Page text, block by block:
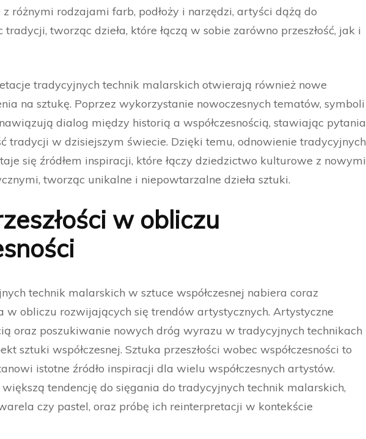
różnymi rodzajami farb, podłoży i narzędzi, artyści dążą do
tworząc dzieła, które łączą w sobie zarówno przeszłość, jak i
tradycyjnych technik malarskich otwierają również nowe
na sztukę. Poprzez wykorzystanie nowoczesnych tematów, symboli
dialog między historią a współczesnością, stawiając pytania
tradycji w dzisiejszym świecie. Dzięki temu, odnowienie tradycyjnych
się źródłem inspiracji, które łączy dziedzictwo kulturowe z nowymi
tworząc unikalne i niepowtarzalne dzieła sztuki.
w obliczu
technik malarskich w sztuce współczesnej nabiera coraz
w obliczu rozwijających się trendów artystycznych. Artystyczne
oraz poszukiwanie nowych dróg wyrazu w tradycyjnych technikach
sztuki współczesnej. Sztuka przeszłości wobec współczesności to
istotne źródło inspiracji dla wielu współczesnych artystów.
tendencję do sięgania do tradycyjnych technik malarskich,
czy pastel, oraz próbę ich reinterpretacji w kontekście